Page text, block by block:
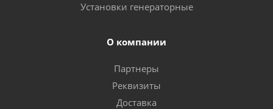
Установки генераторные
О компании
Партнеры
Реквизиты
Доставка